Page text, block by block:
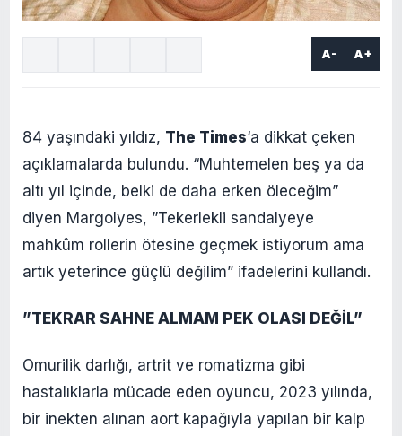
A- A+
84 yaşındaki yıldız, The Times‘a dikkat çeken
açıklamalarda bulundu. “Muhtemelen beş ya da
altı yıl içinde, belki de daha erken öleceğim”
diyen Margolyes, ”Tekerlekli sandalyeye
mahkûm rollerin ötesine geçmek istiyorum ama
artık yeterince güçlü değilim” ifadelerini kullandı.
”TEKRAR SAHNE ALMAM PEK OLASI DEĞİL”
Omurilik darlığı, artrit ve romatizma gibi
hastalıklarla mücade eden oyuncu, 2023 yılında,
bir inekten alınan aort kapağıyla yapılan bir kalp